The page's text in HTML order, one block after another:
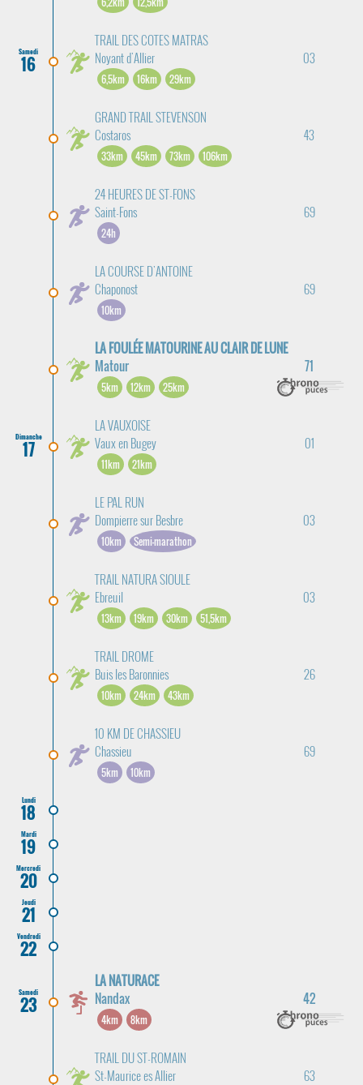
Samedi
16
TRAIL DES COTES MATRAS
Noyant d'Allier
03
6,5km 16km 29km
GRAND TRAIL STEVENSON
Costaros
43
33km 45km 73km 106km
24 HEURES DE ST-FONS
Saint-Fons
69
24h
LA COURSE D'ANTOINE
Chaponost
69
10km
LA FOULÉE MATOURINE AU CLAIR DE LUNE
Matour
71
5km 12km 25km
Dimanche
17
LA VAUXOISE
Vaux en Bugey
01
11km 21km
LE PAL RUN
Dompierre sur Besbre
03
10km Semi-marathon
TRAIL NATURA SIOULE
Ebreuil
03
13km 19km 30km 51,5km
TRAIL DROME
Buis les Baronnies
26
10km 24km 43km
10 KM DE CHASSIEU
Chassieu
69
5km 10km
Lundi
18
Mardi
19
Mercredi
20
Jeudi
21
Vendredi
22
Samedi
23
LA NATURACE
Nandax
42
4km 8km
TRAIL DU ST-ROMAIN
St-Maurice es Allier
63